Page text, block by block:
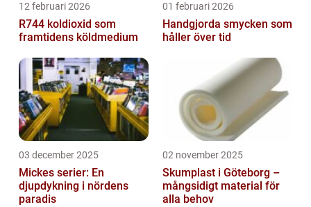
12 februari 2026
R744 koldioxid som
framtidens köldmedium
01 februari 2026
Handgjorda smycken som
håller över tid
03 december 2025
Mickes serier: En
djupdykning i nördens
paradis
02 november 2025
Skumplast i Göteborg –
mångsidigt material för
alla behov